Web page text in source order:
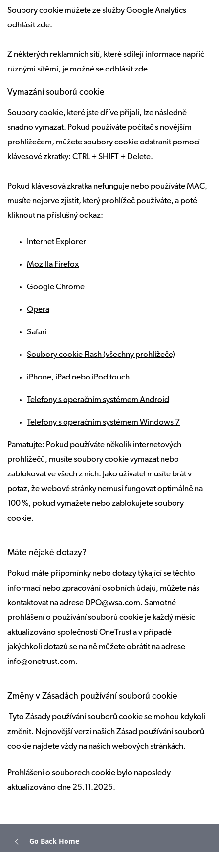
Soubory cookie můžete ze služby Google Analytics
odhlásitzde.
Z některých reklamních sítí, které sdílejí informace napříč
různými sítěmi, je možné se odhlásitzde.
Vymazání souborů cookie
Soubory cookie, které jste dříve přijali, lze následně
snadno vymazat. Pokud používáte počítač s novějším
prohlížečem, můžete soubory cookie odstranit pomocí
klávesové zkratky: CTRL + SHIFT + Delete.
Pokud klávesová zkratka nefunguje nebo používáte MAC,
musíte nejprve zjistit, který prohlížeč používáte, a poté
kliknout na příslušný odkaz:
Internet Explorer
Mozilla Firefox
Google Chrome
Opera
Safari
Soubory cookie Flash (všechny prohlížeče)
iPhone, iPad nebo iPod touch
Telefony s operačním systémem Android
Telefony s operačním systémem Windows 7
Pamatujte: Pokud používáte několik internetových
prohlížečů, musíte soubory cookie vymazat nebo
zablokovat ve všech z nich. Jako uživatel musíte brát v
potaz, že webové stránky nemusí fungovat optimálně na
100 %, pokud vymažete nebo zablokujete soubory
cookie.
Máte nějaké dotazy?
Pokud máte připomínky nebo dotazy týkající se těchto
informací nebo zpracování osobních údajů, můžete nás
kontaktovat na adrese DPO@wsa.com. Samotné
prohlášení o používání souborů cookie je každý měsíc
aktualizováno společností OneTrust a v případě
jakýchkoli dotazů se na ně můžete obrátit na adrese
info@onetrust.com.
Změny v Zásadách používání souborů cookie
Tyto Zásady používání souborů cookie se mohou kdykoli
změnit. Nejnovější verzi našich Zásad používání souborů
cookie najdete vždy na našich webových stránkách.
Prohlášení o souborech cookie bylo naposledy
aktualizováno dne 25.11.2025.
Go Back Home